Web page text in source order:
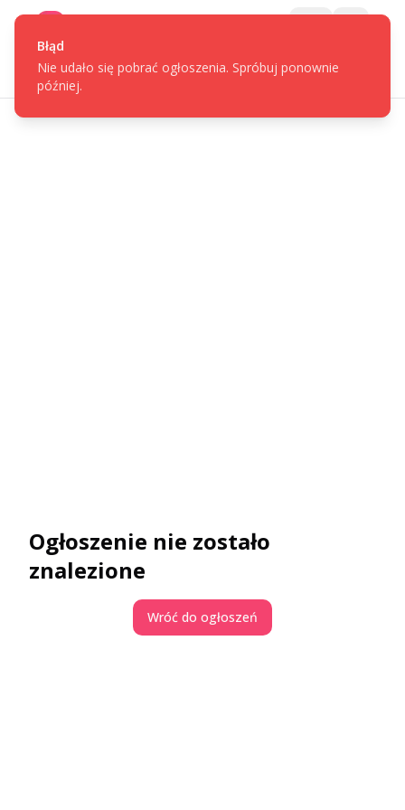
Ogłoszenie nie zostało
znalezione
Wróć do ogłoszeń
Błąd
Nie udało się pobrać ogłoszenia. Spróbuj ponownie
później.